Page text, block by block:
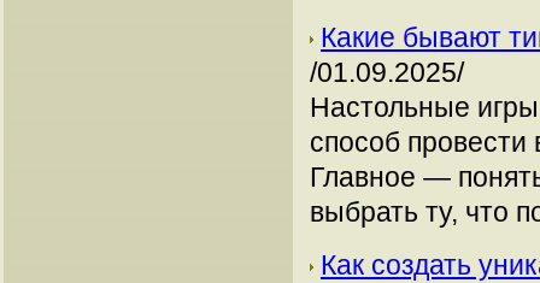
Какие бывают
/01.09.2025/
Настольные
способ
Главное —
выбрать ту, что
Как создать